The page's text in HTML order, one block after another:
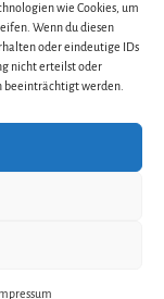
wie Cookies, um
Wenn du diesen
oder eindeutige IDs
nicht erteilst oder
beeinträchtigt werden.
(WM)